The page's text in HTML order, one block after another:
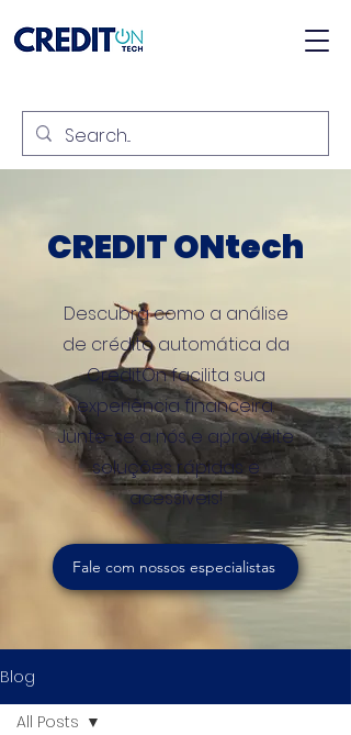
CREDIT ONtech
Descubra como a análise
de crédito automática da
CreditOn facilita sua
experiência financeira.
Junte-se a nós e aproveite
soluções rápidas e
acessíveis!
Fale com nossos especialistas
Blog
All Posts